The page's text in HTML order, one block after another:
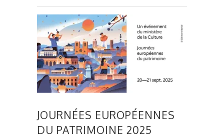
JOURNÉES EUROPÉENNES
DU PATRIMOINE 2025